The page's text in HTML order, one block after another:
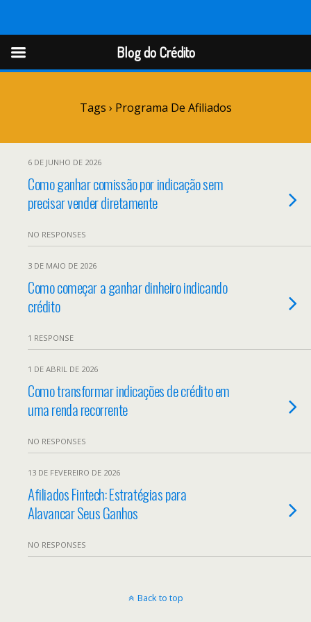
Blog do Crédito
Tags › Programa De Afiliados
6 DE JUNHO DE 2026
Como ganhar comissão por indicação sem
precisar vender diretamente
NO RESPONSES
3 DE MAIO DE 2026
Como começar a ganhar dinheiro indicando
crédito
1 RESPONSE
1 DE ABRIL DE 2026
Como transformar indicações de crédito em
uma renda recorrente
NO RESPONSES
13 DE FEVEREIRO DE 2026
Afiliados Fintech: Estratégias para
Alavancar Seus Ganhos
NO RESPONSES
Back to top
Blog do Crédito